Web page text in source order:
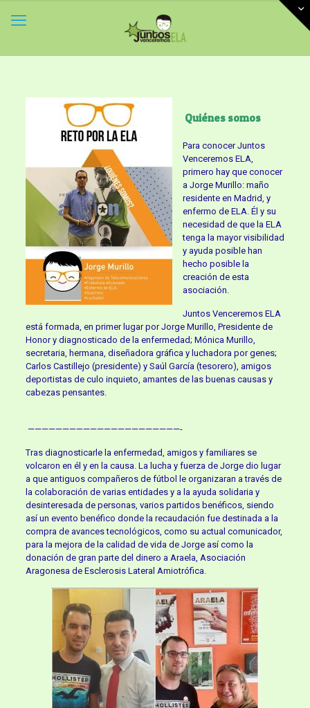
Quiénes somos
Para conocer Juntos
Venceremos ELA,
primero hay que conocer
a Jorge Murillo: maño
residente en Madrid, y
enfermo de ELA. Él y su
necesidad de que la ELA
tenga la mayor visibilidad
y ayuda posible han
hecho posible la
creación de esta
asociación.
Juntos Venceremos ELA
está formada, en primer lugar por Jorge Murillo, Presidente de
Honor y diagnosticado de la enfermedad; Mónica Murillo,
secretaria, hermana, diseñadora gráfica y luchadora por genes;
Carlos Castillejo (presidente) y Saúl García (tesorero), amigos
deportistas de culo inquieto, amantes de las buenas causas y
cabezas pensantes.
——————————————————————-
Tras diagnosticarle la enfermedad, amigos y familiares se
volcaron en él y en la causa. La lucha y fuerza de Jorge dio lugar
a que antiguos compañeros de fútbol le organizaran a través de
la colaboración de varias entidades y a la ayuda solidaria y
desinteresada de personas, varios partidos benéficos, siendo
así un evento benéfico donde la recaudación fue destinada a la
compra de avances tecnológicos, como su actual comunicador,
para la mejora de la calidad de vida de Jorge así como la
donación de gran parte del dinero a Araela, Asociación
Aragonesa de Esclerosis Lateral Amiotrófica.